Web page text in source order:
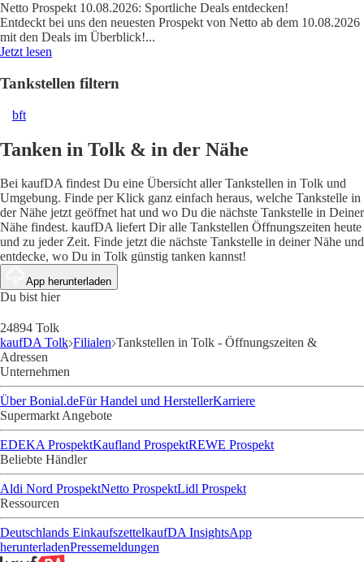
Netto Prospekt 10.08.2026: Sportliche Deals entdecken!
Entdeckt bei uns den neuesten Prospekt von Netto ab dem 10.08.2026
mit den Deals im Überblick!...
Jetzt lesen
Tankstellen filtern
bft
Tanken in Tolk & in der Nähe
Bei kaufDA findest Du eine Übersicht aller Tankstellen in Tolk und
Umgebung. Finde per Klick ganz einfach heraus, welche Tankstelle in
der Nähe jetzt geöffnet hat und wo Du die nächste Tankstelle in Deiner
Nähe findest. kaufDA liefert Dir alle Tankstellen Öffnungszeiten heute
und zu jeder Zeit. Finde jetzt die nächste Tankstelle in deiner Nähe und
entdecke, wo Du in Tolk günstig tanken kannst!
App herunterladen
Du bist hier
24894 Tolk
kaufDA Tolk Filialen Tankstellen in Tolk - Öffnungszeiten &
Adressen
Unternehmen
Über Bonial.deFür Handel und HerstellerKarriere
Supermarkt Angebote
EDEKA ProspektKaufland ProspektREWE Prospekt
Beliebte Händler
Aldi Nord ProspektNetto ProspektLidl Prospekt
Ressourcen
Deutschlands EinkaufszettelkaufDA InsightsApp
herunterladenPressemeldungen